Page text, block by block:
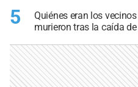
5
Quiénes eran los
murieron tras la caída